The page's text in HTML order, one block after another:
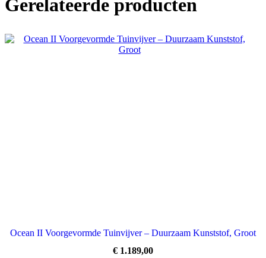
Gerelateerde producten
Ocean II Voorgevormde Tuinvijver – Duurzaam Kunststof, Groot
€ 1.189,00